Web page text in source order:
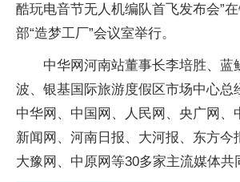
酷玩电音节无人机编队首飞发布会”
部“造梦工厂”会议室举行。
中华网河南站董事长李培胜、蓝
波、银基国际旅游度假区市场中心总
中华网、中国网、人民网、央广网、
新闻网、河南日报、大河报、东方今
大豫网、中原网等30多家主流媒体共